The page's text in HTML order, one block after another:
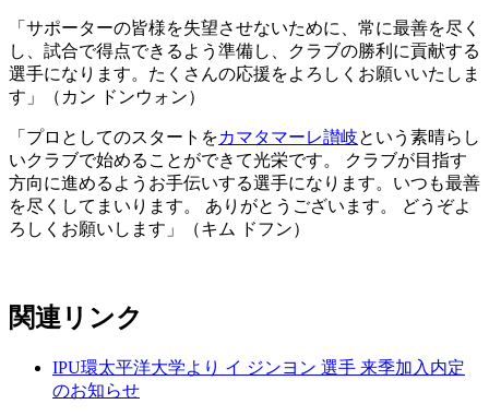
「サポーターの皆様を失望させないために、常に最善を尽く
し、試合で得点できるよう準備し、クラブの勝利に貢献する
選手になります。たくさんの応援をよろしくお願いいたしま
す」（カン ドンウォン）
「プロとしてのスタートをカマタマーレ讃岐という素晴らし
いクラブで始めることができて光栄です。 クラブが目指す
方向に進めるようお手伝いする選手になります。いつも最善
を尽くしてまいります。 ありがとうございます。 どうぞよ
ろしくお願いします」（キム ドフン）
関連リンク
IPU環太平洋大学より イ ジンヨン 選手 来季加入内定
のお知らせ